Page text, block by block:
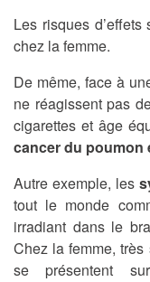
Les risques
chez la femme.
De même, face à
ne réagissent pas
cigarettes et âge
cancer du poumon
Autre exemple, les
tout le monde
irradiant dans le
Chez la femme, très
se présentent